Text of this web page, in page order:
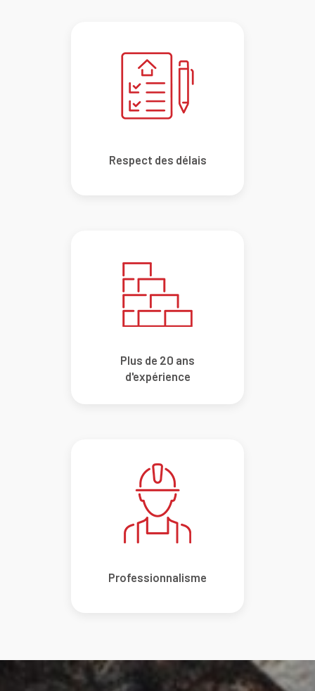
Respect des délais
Plus de 20 ans
d'expérience
Professionnalisme